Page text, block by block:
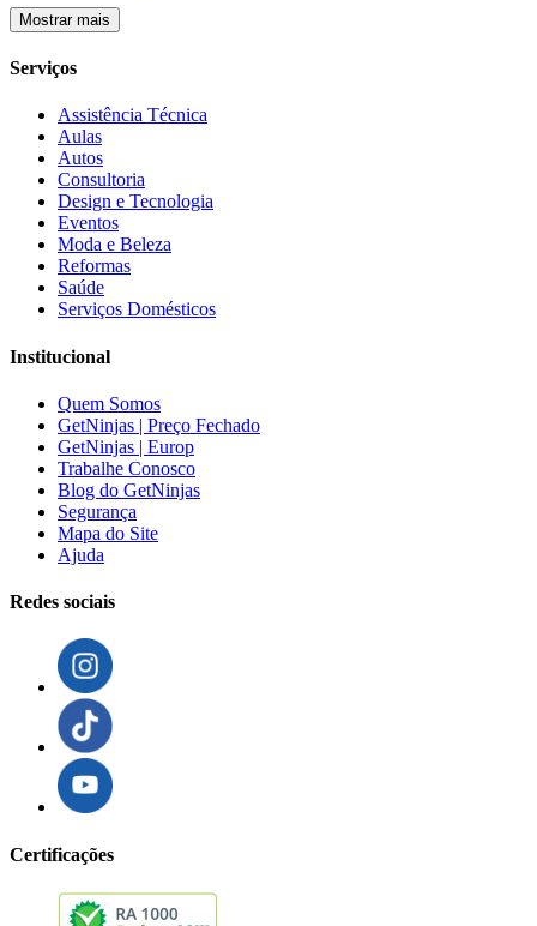
Mostrar mais
Serviços
Assistência Técnica
Aulas
Autos
Consultoria
Design e Tecnologia
Eventos
Moda e Beleza
Reformas
Saúde
Serviços Domésticos
Institucional
Quem Somos
GetNinjas | Preço Fechado
GetNinjas | Europ
Trabalhe Conosco
Blog do GetNinjas
Segurança
Mapa do Site
Ajuda
Redes sociais
Certificações